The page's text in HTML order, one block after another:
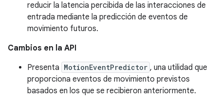
reducir la latencia percibida de las interacciones de
entrada mediante la predicción de eventos de
movimiento futuros.
Cambios en la API
Presenta MotionEventPredictor , una utilidad que
proporciona eventos de movimiento previstos
basados en los que se recibieron anteriormente.